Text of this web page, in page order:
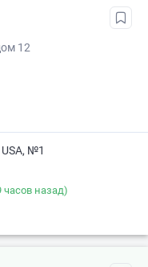
12
№1
назад)